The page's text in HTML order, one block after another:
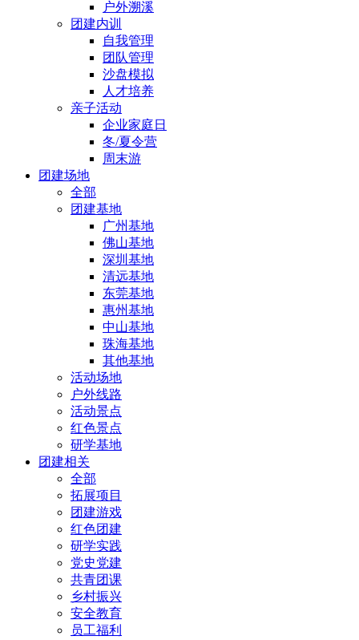
户外溯溪
团建内训
自我管理
团队管理
沙盘模拟
人才培养
亲子活动
企业家庭日
冬/夏令营
周末游
团建场地
全部
团建基地
广州基地
佛山基地
深圳基地
清远基地
东莞基地
惠州基地
中山基地
珠海基地
其他基地
活动场地
户外线路
活动景点
红色景点
研学基地
团建相关
全部
拓展项目
团建游戏
红色团建
研学实践
党史党建
共青团课
乡村振兴
安全教育
员工福利